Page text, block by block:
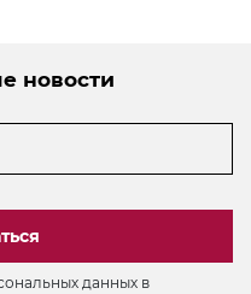
новости
данных в